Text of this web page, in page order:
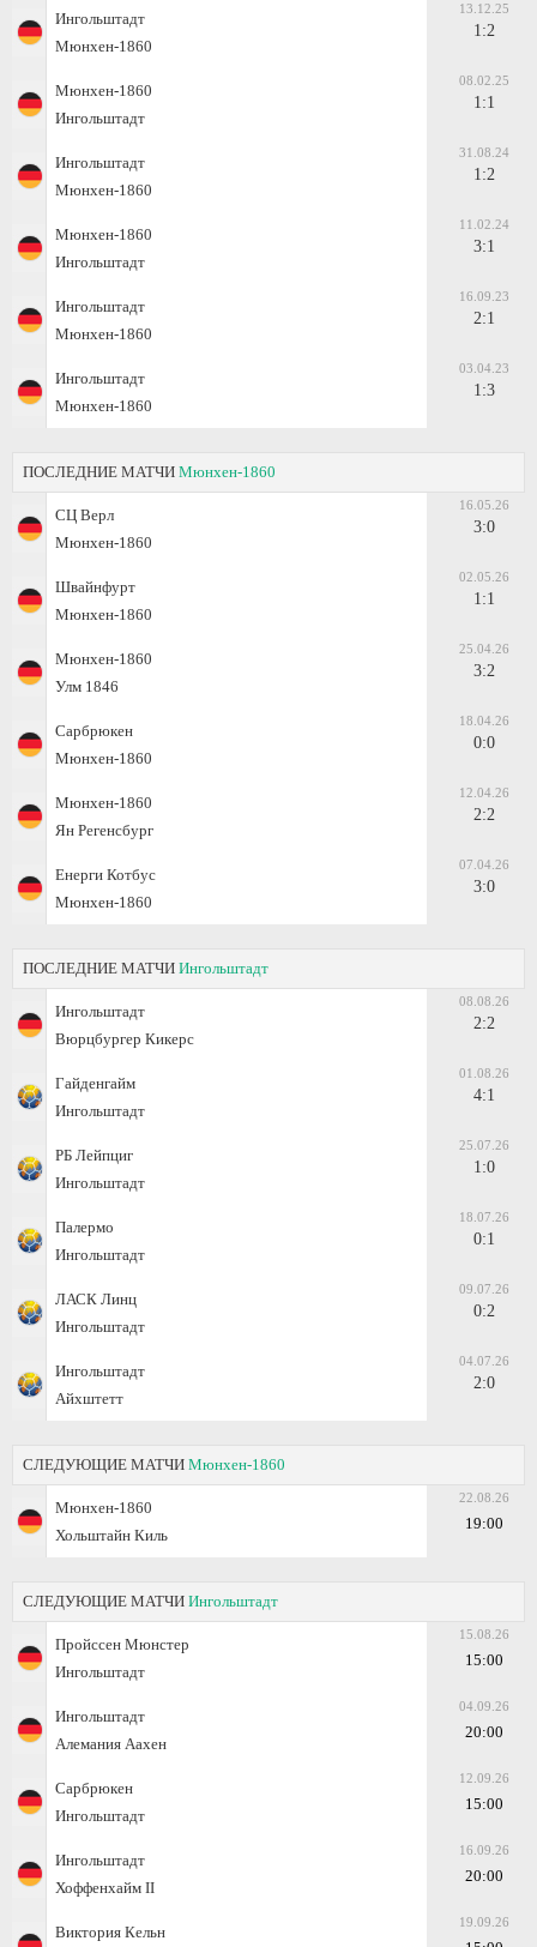
Ингольштадт
Мюнхен-1860
13.12.25
1:2
Мюнхен-1860
Ингольштадт
08.02.25
1:1
Ингольштадт
Мюнхен-1860
31.08.24
1:2
Мюнхен-1860
Ингольштадт
11.02.24
3:1
Ингольштадт
Мюнхен-1860
16.09.23
2:1
Ингольштадт
Мюнхен-1860
03.04.23
1:3
ПОСЛЕДНИЕ МАТЧИ Мюнхен-1860
СЦ Верл
Мюнхен-1860
16.05.26
3:0
Швайнфурт
Мюнхен-1860
02.05.26
1:1
Мюнхен-1860
Улм 1846
25.04.26
3:2
Сарбрюкен
Мюнхен-1860
18.04.26
0:0
Мюнхен-1860
Ян Регенсбург
12.04.26
2:2
Енерги Котбус
Мюнхен-1860
07.04.26
3:0
ПОСЛЕДНИЕ МАТЧИ Ингольштадт
Ингольштадт
Вюрцбургер Кикерс
08.08.26
2:2
Гайденгайм
Ингольштадт
01.08.26
4:1
РБ Лейпциг
Ингольштадт
25.07.26
1:0
Палермо
Ингольштадт
18.07.26
0:1
ЛАСК Линц
Ингольштадт
09.07.26
0:2
Ингольштадт
Айхштетт
04.07.26
2:0
СЛЕДУЮЩИЕ МАТЧИ Мюнхен-1860
Мюнхен-1860
Хольштайн Киль
22.08.26
19:00
СЛЕДУЮЩИЕ МАТЧИ Ингольштадт
Пройссен Мюнстер
Ингольштадт
15.08.26
15:00
Ингольштадт
Алемания Аахен
04.09.26
20:00
Сарбрюкен
Ингольштадт
12.09.26
15:00
Ингольштадт
Хоффенхайм II
16.09.26
20:00
Виктория Кельн
19.09.26